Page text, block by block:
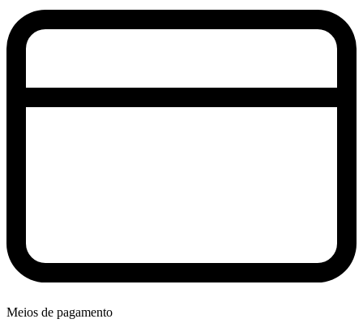
Meios de pagamento